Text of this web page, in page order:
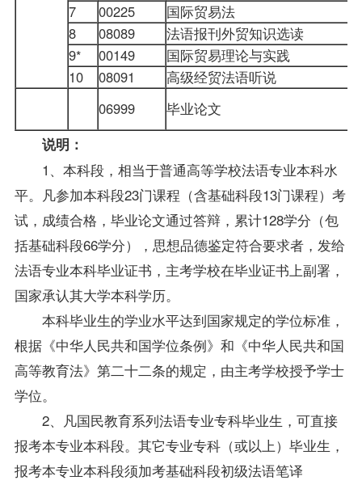
7
00225 国际贸易法
8
08089
法语报刊外贸知识选读
9*
00149
国际贸易理论与实践
10 08091
高级经贸法语听说
06999
毕业论文
说明：
1、本科段，相当于普通高等学校法语专业本科水
平。凡参加本科段23门课程（含基础科段13门课程）考
试， 成绩合格，毕业论文通过答辩，累计128学分（包
括基础科段66学分），思想品德鉴定符合要求者，发给
法语专业本科毕业证书，主考学校在毕业证书上副署，
国家承认其大学本科学历。
本科毕业生的学业水平达到国家规定的学位标准，
根据《中华人民共和国学位条例》和《中华人民共和国
高等教育法》第二十二条的规定，由主考学校授予学士
学位。
2、凡国民教育系列法语专业专科毕业生，可直接
报考本专业本科段。其它专业专科（或以上）毕业生，
报考本专业本科段须加考基础科段初级法语笔译